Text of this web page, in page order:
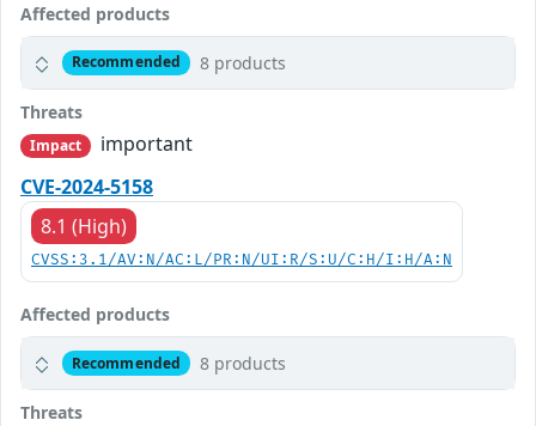
Affected products
Recommended 8 products
Threats
Impact
important
CVE-2024-5158
8.1 (High)
CVSS:3.1/AV:N/AC:L/PR:N/UI:R/S:U/C:H/I:H/A:N
Affected products
Recommended 8 products
Threats